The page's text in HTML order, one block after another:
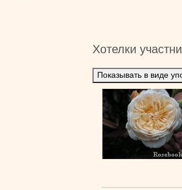
Хотелки
Показывать в виде